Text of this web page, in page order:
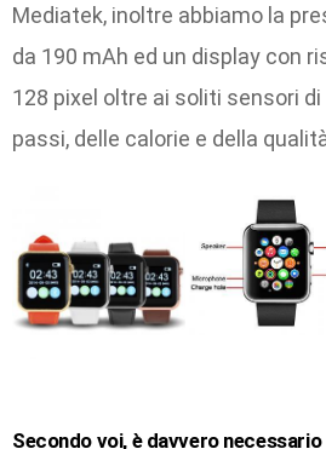
Mediatek, inoltre abbiamo la
da 190 mAh ed un display con
128 pixel oltre ai soliti sensori
passi, delle calorie e della
Secondo voi, è davvero